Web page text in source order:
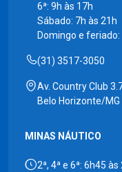
6ª: 9h às 17h
Sábado: 7h às 21h
Domingo e feriado:
(31) 3517-3050
Av. Country Club
Belo Horizonte/MG
MINAS NÁUTICO
2ª, 4ª e 6ª: 6h45 às